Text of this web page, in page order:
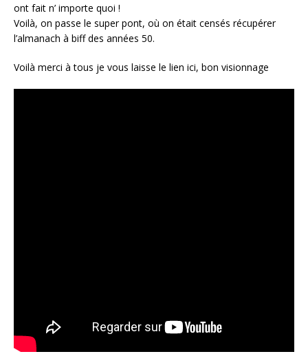
ont fait n’ importe quoi !
Voilà, on passe le super pont, où on était censés récupérer
l’almanach à biff des années 50.
Voilà merci à tous je vous laisse le lien ici, bon visionnage